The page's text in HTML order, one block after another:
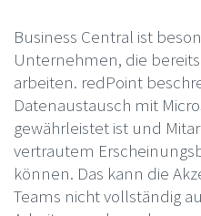
Business Central ist
Unternehmen, die
arbeiten. redPoint
Datenaustausch mit
gewährleistet ist und
vertrautem
können. Das kann die
Teams nicht vollständig